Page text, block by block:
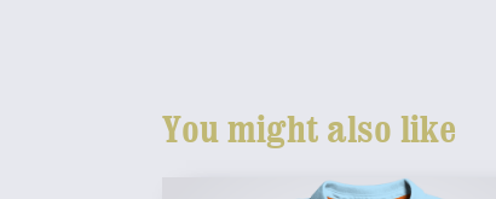
You might also like